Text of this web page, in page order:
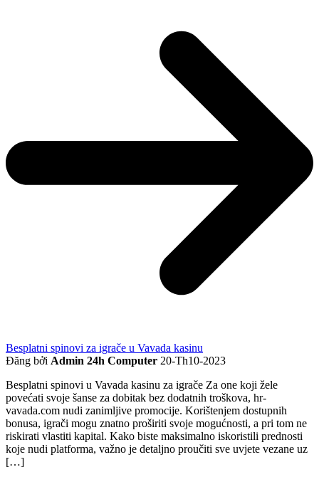
Besplatni spinovi za igrače u Vavada kasinu
Đăng bởi Admin 24h Computer 20-Th10-2023
Besplatni spinovi u Vavada kasinu za igrače Za one koji žele
povećati svoje šanse za dobitak bez dodatnih troškova, hr-
vavada.com nudi zanimljive promocije. Korištenjem dostupnih
bonusa, igrači mogu znatno proširiti svoje mogućnosti, a pri tom ne
riskirati vlastiti kapital. Kako biste maksimalno iskoristili prednosti
koje nudi platforma, važno je detaljno proučiti sve uvjete vezane uz
[…]